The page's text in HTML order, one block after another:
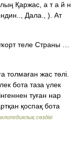
Қаржас, а т а й н
Дала., ). Ат
теле Страны …
толмаған жас төлі.
бота таза үлек
туған нар
қоспақ бота
сөздігі